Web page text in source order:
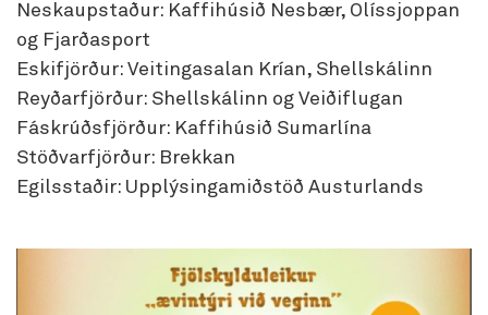
Neskaupstaður: Kaffihúsið Nesbær, Olíssjoppan
og Fjarðasport
Eskifjörður: Veitingasalan Krían, Shellskálinn
Reyðarfjörður: Shellskálinn og Veiðiflugan
Fáskrúðsfjörður: Kaffihúsið Sumarlína
Stöðvarfjörður: Brekkan
Egilsstaðir: Upplýsingamiðstöð Austurlands